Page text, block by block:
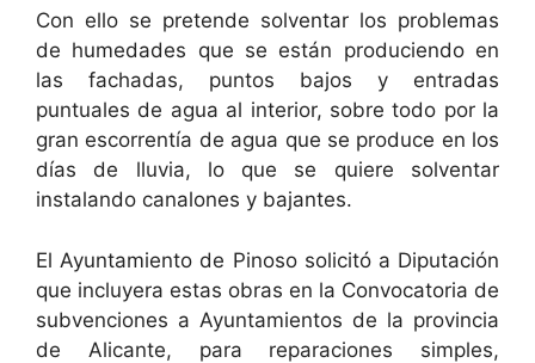
Con ello se pretende solventar los problemas
de humedades que se están produciendo en
las fachadas, puntos bajos y entradas
puntuales de agua al interior, sobre todo por la
gran escorrentía de agua que se produce en los
días de lluvia, lo que se quiere solventar
instalando canalones y bajantes.
El Ayuntamiento de Pinoso solicitó a Diputación
que incluyera estas obras en la Convocatoria de
subvenciones a Ayuntamientos de la provincia
de Alicante, para reparaciones simples,